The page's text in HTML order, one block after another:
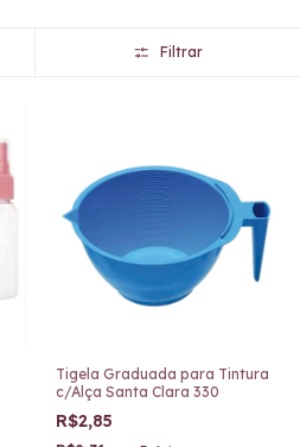
Filtrar
Tigela Graduada para Tintura
c/Alça Santa Clara 330
R$2,85